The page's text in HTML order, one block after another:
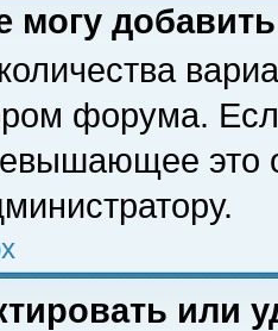
могу
форума.
это
или